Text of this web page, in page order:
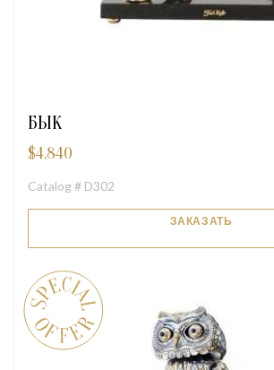
БЫК
$4,840
Catalog # D302
ЗАКАЗАТЬ